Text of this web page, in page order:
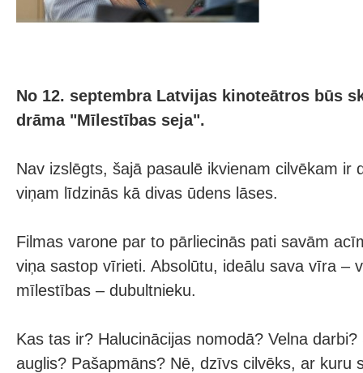
No 12. septembra Latvijas kinoteātros būs
drāma "Mīlestības seja".
Nav izslēgts, šajā pasaulē ikvienam cilvēkam ir
viņam līdzinās kā divas ūdens lāses.
Filmas varone par to pārliecinās pati savām
viņa sastop vīrieti. Absolūtu, ideālu sava vīra –
mīlestības – dubultnieku.
Kas tas ir? Halucinācijas nomodā? Velna
auglis? Pašapmāns? Nē, dzīvs cilvēks, ar kuru